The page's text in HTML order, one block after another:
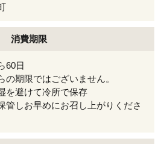
消費期限
60日
期限ではございません。
を避けて冷所で保存
しお早めにお召し上がりくださ